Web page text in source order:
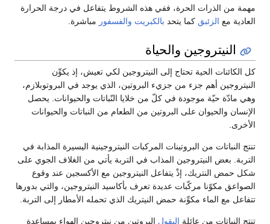
مهمة من الذرات الحرة، ففي هذه الشروط يتفاعل في درجة الحرارة
العادية مع الزئبق كما يتحد بالكبريت والفسفور مباشرة.
النيتروجين والحياة
كل الكائنات الحية تحتاج إلى النيتروجين لكي تعيش، إذ يكوِّن
النيتروجين أهم جزء من جزيء البروتين، الذي يوجد في البروتوبلازم،
وهي مادّة حيّة موجودة في كلّ من خلايا النّباتات والحيوانات. يحصل
الإنسان والحيوان على البروتين من الطعام من النباتات والحيوانات
الأخرى.
تنتج النباتات من البروتينات المركبات النيتروجينية اليسيرة المذابة في
التربة. بعض النيتروجين المذاب في التربة يأتي من الغلاف الجوي على
شكل حمض النتريك، إذْ يتفاعل النيتروجين مع الأكسجين عند وقوع
الصواعق مكوّنا مركّبات عديدة تعرف بأكاسيد النيتروجين، والتي بدورها
تتفاعل مع الماء مكوِّنة حمض النيتريك الذي تحمله الأمطار إلى التربة.
تنتج النباتات من عائلة البقول البروتين من نيتروجين الهواء بمساعدة